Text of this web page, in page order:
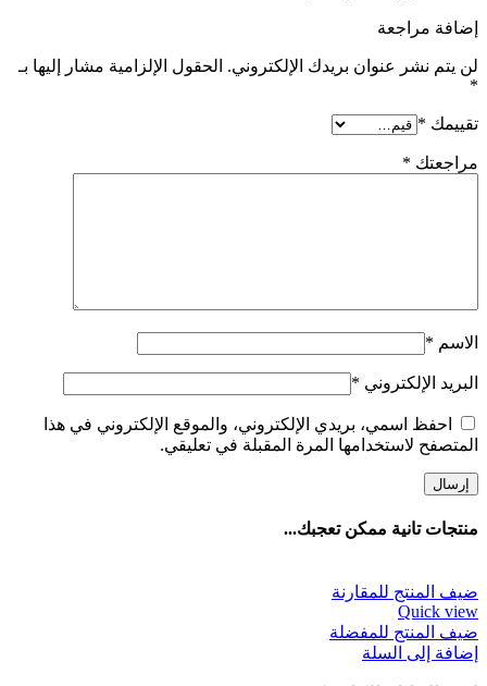
إضافة مراجعة
لن يتم نشر عنوان بريدك الإلكتروني. الحقول الإلزامية مشار إليها بـ
*
تقييمك *
مراجعتك *
الاسم *
البريد الإلكتروني *
احفظ اسمي، بريدي الإلكتروني، والموقع الإلكتروني في هذا
المتصفح لاستخدامها المرة المقبلة في تعليقي.
منتجات تانية ممكن تعجبك...
ضيف المنتج للمقارنة
Quick view
ضيف المنتج للمفضلة
إضافة إلى السلة